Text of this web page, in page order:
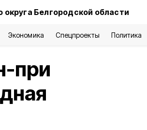
Белгородской области
Экономика Спецпроекты Политика
при